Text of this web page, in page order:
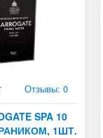
Отзывы: 0
SPA 10
1ШТ.